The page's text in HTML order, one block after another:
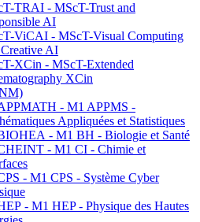
TRAI - MScT-Trust and
AI
ViCAI - MScT-Visual Computing
AI
XCin - MScT-Extended
XCin
- M1 APPMS -
Appliquées et Statistiques
- M1 BH - Biologie et Santé
- M1 CI - Chimie et
- M1 CPS - Système Cyber
- M1 HEP - Physique des Hautes